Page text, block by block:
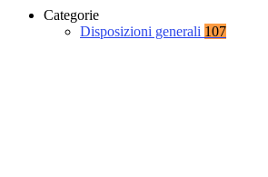
Categorie
Disposizioni generali 107